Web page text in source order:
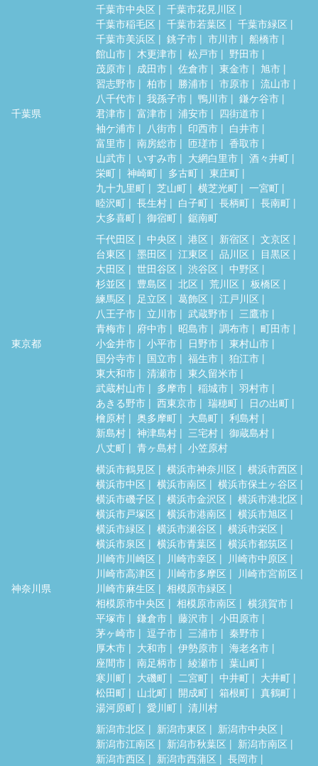
千葉県
千葉市中央区
千葉市花見川区
千葉市稲毛区
千葉市若葉区
千葉市緑区
千葉市美浜区
銚子市 市川市
船橋市
館山市
木更津市 松戸市
野田市
茂原市
成田市 佐倉市 東金市
旭市
習志野市
柏市 勝浦市 市原市
流山市
八千代市
我孫子市 鴨川市
鎌ケ谷市
君津市
富津市 浦安市
四街道市
袖ケ浦市
八街市 印西市
白井市
富里市
南房総市 匝瑳市
香取市
山武市
いすみ市 大網白里市
酒々井町
栄町
神崎町 多古町
東庄町
九十九里町
芝山町 横芝光町
一宮町
睦沢町
長生村 白子町 長柄町
長南町
大多喜町
御宿町 鋸南町
東京都
千代田区 中央区 港区 新宿区
文京区
台東区
墨田区 江東区 品川区
目黒区
大田区
世田谷区 渋谷区
中野区
杉並区
豊島区 北区 荒川区
板橋区
練馬区
足立区 葛飾区
江戸川区
八王子市
立川市 武蔵野市
三鷹市
青梅市
府中市 昭島市 調布市
町田市
小金井市
小平市 日野市
東村山市
国分寺市
国立市 福生市
狛江市
東大和市
清瀬市
東久留米市
武蔵村山市
多摩市 稲城市
羽村市
あきる野市
西東京市 瑞穂町
日の出町
檜原村
奥多摩町 大島町
利島村
新島村
神津島村 三宅村
御蔵島村
八丈町
青ヶ島村 小笠原村
神奈川県
横浜市鶴見区 横浜市神奈川区
横浜市西区
横浜市中区
横浜市南区
横浜市保土ヶ谷区
横浜市磯子区
横浜市金沢区
横浜市港北区
横浜市戸塚区
横浜市港南区
横浜市旭区
横浜市緑区
横浜市瀬谷区
横浜市栄区
横浜市泉区
横浜市青葉区
横浜市都筑区
川崎市川崎区
川崎市幸区
川崎市中原区
川崎市高津区
川崎市多摩区
川崎市宮前区
川崎市麻生区
相模原市緑区
相模原市中央区
相模原市南区
横須賀市
平塚市
鎌倉市 藤沢市
小田原市
茅ヶ崎市
逗子市 三浦市
秦野市
厚木市
大和市 伊勢原市
海老名市
座間市
南足柄市 綾瀬市
葉山町
寒川町
大磯町 二宮町 中井町
大井町
松田町
山北町 開成町 箱根町
真鶴町
湯河原町
愛川町 清川村
新潟市北区 新潟市東区
新潟市中央区
新潟市江南区
新潟市秋葉区
新潟市南区
新潟市西区
新潟市西蒲区
長岡市